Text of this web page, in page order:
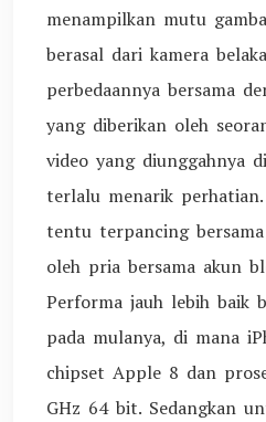
menampilkan mutu
berasal dari kamera
perbedaannya bersama
yang diberikan oleh
video yang diunggahnya
terlalu menarik
tentu terpancing
oleh pria bersama akun
Performa jauh lebih baik
pada mulanya, di mana
chipset Apple 8 dan
GHz 64 bit. Sedangkan